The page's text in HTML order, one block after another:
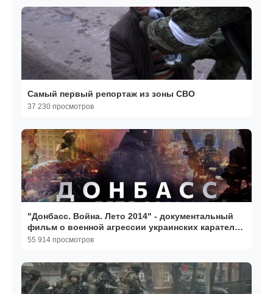
Самый первый репортаж из зоны СВО
37 230 просмотров
"Донбасс. Война. Лето 2014" - документальный
фильм о военной агрессии украинских карателей
в 2014
55 914 просмотров